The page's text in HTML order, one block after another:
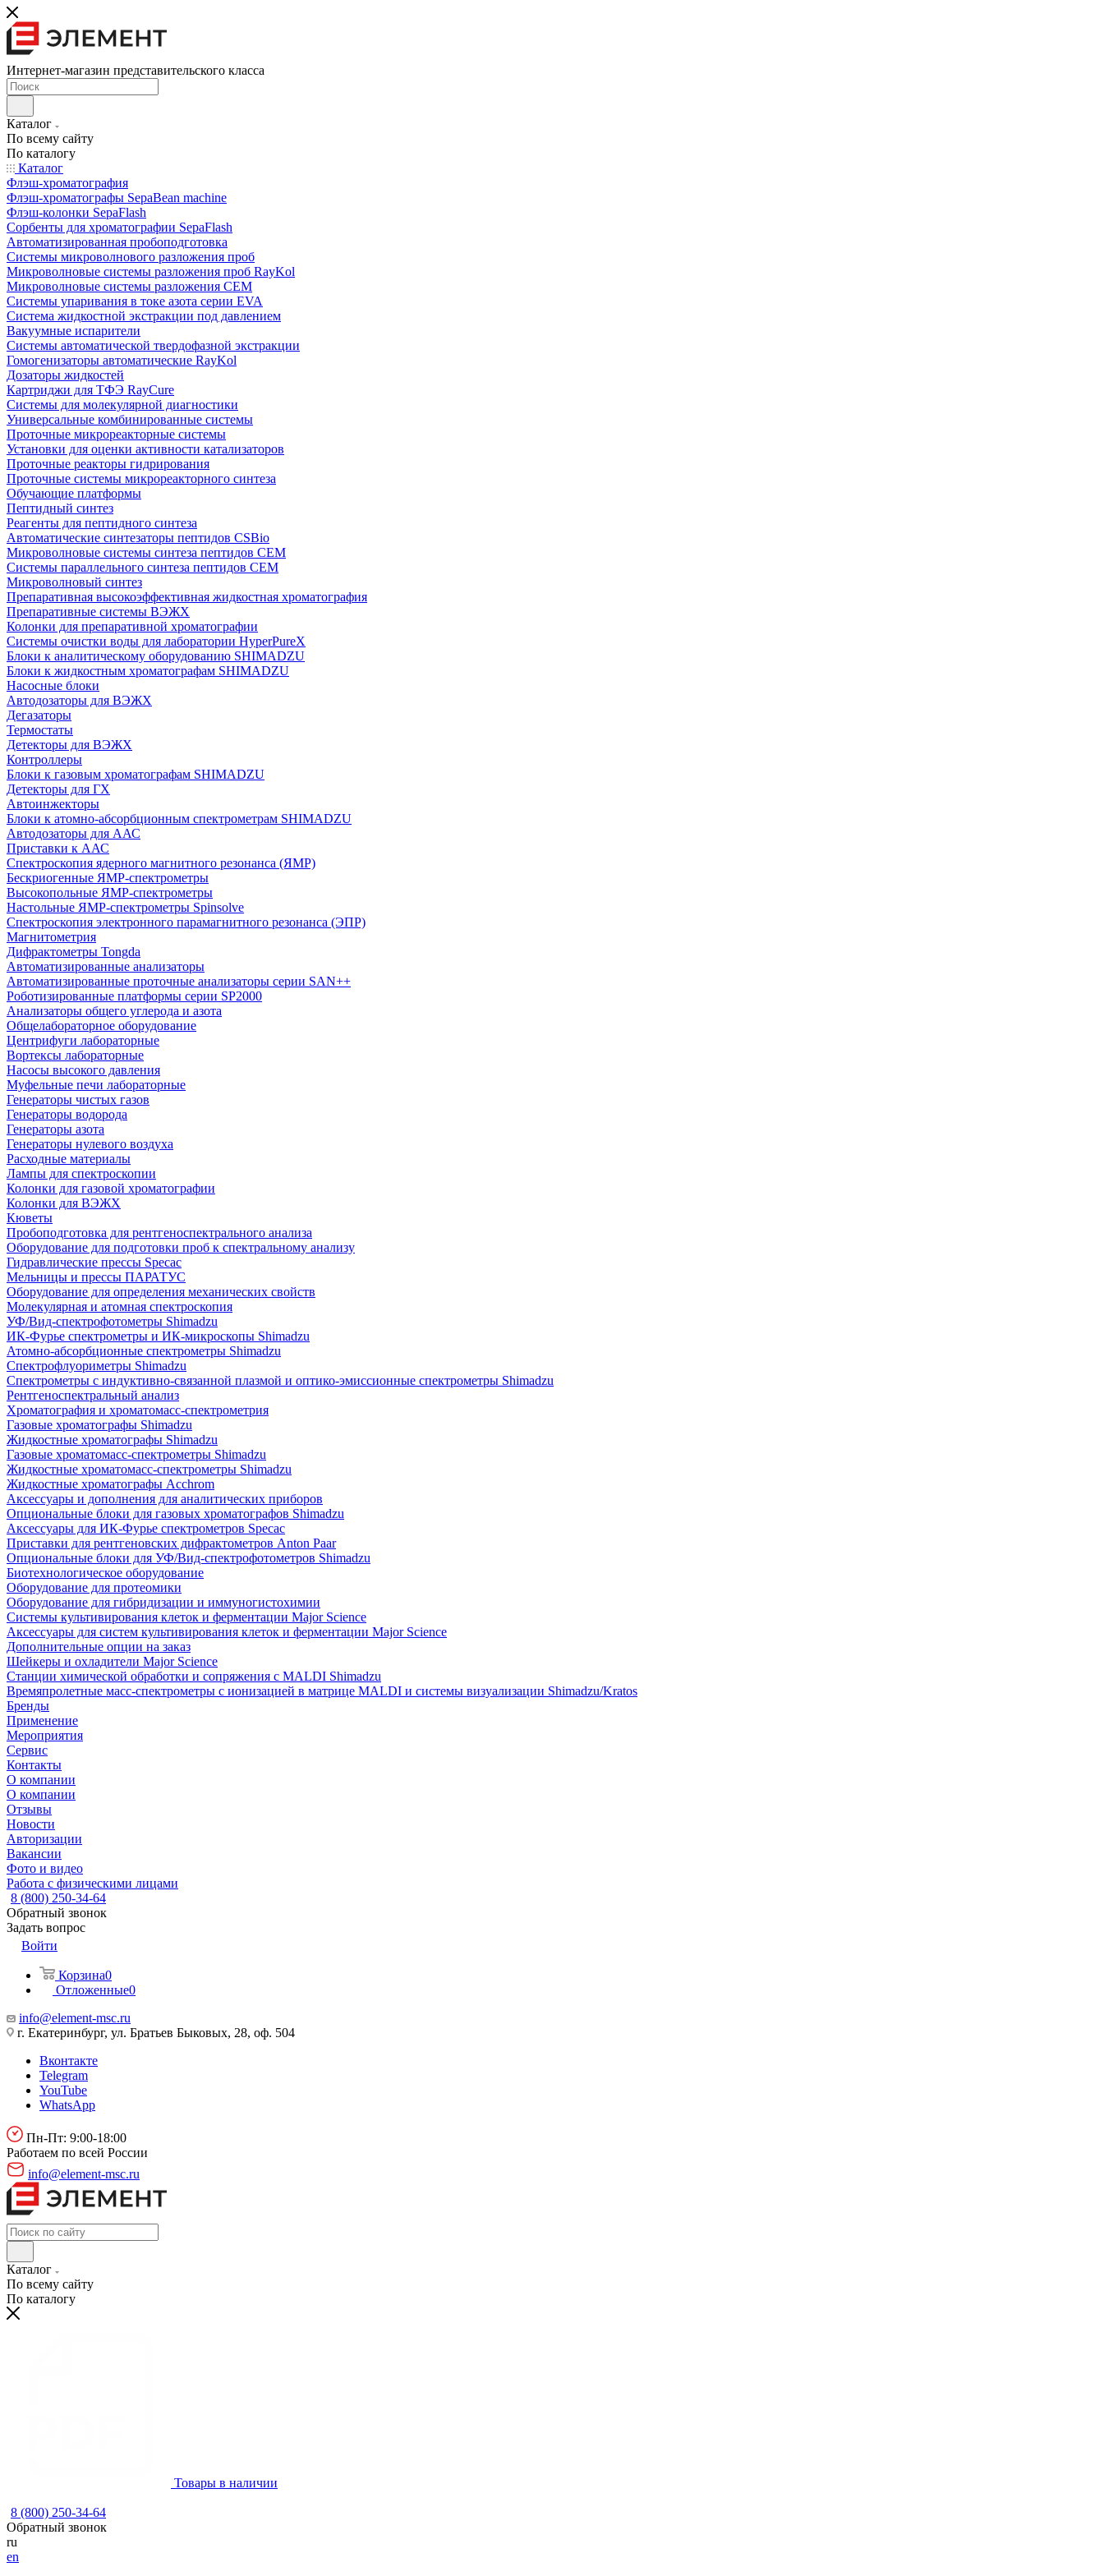
Интернет-магазин представительского класса
Каталог
По всему сайту
По каталогу
Каталог
Флэш-хроматография
Флэш-хроматографы SepaBean machine
Флэш-колонки SepaFlash
Сорбенты для хроматографии SepaFlash
Автоматизированная пробоподготовка
Системы микроволнового разложения проб
Микроволновые системы разложения проб RayKol
Микроволновые системы разложения CEM
Системы упаривания в токе азота серии EVA
Система жидкостной экстракции под давлением
Вакуумные испарители
Системы автоматической твердофазной экстракции
Гомогенизаторы автоматические RayKol
Дозаторы жидкостей
Картриджи для ТФЭ RayCure
Системы для молекулярной диагностики
Универсальные комбинированные системы
Проточные микрореакторные системы
Установки для оценки активности катализаторов
Проточные реакторы гидрирования
Проточные системы микрореакторного синтеза
Обучающие платформы
Пептидный синтез
Реагенты для пептидного синтеза
Автоматические синтезаторы пептидов CSBio
Микроволновые системы синтеза пептидов CEM
Системы параллельного синтеза пептидов CEM
Микроволновый синтез
Препаративная высокоэффективная жидкостная хроматография
Препаративные системы ВЭЖХ
Колонки для препаративной хроматографии
Системы очистки воды для лаборатории HyperPureX
Блоки к аналитическому оборудованию SHIMADZU
Блоки к жидкостным хроматографам SHIMADZU
Насосные блоки
Автодозаторы для ВЭЖХ
Дегазаторы
Термостаты
Детекторы для ВЭЖХ
Контроллеры
Блоки к газовым хроматографам SHIMADZU
Детекторы для ГХ
Автоинжекторы
Блоки к атомно-абсорбционным спектрометрам SHIMADZU
Автодозаторы для ААС
Приставки к ААС
Спектроскопия ядерного магнитного резонанса (ЯМР)
Бескриогенные ЯМР‑спектрометры
Высокопольные ЯМР‑спектрометры
Настольные ЯМР‑спектрометры Spinsolve
Спектроскопия электронного парамагнитного резонанса (ЭПР)
Магнитометрия
Дифрактометры Tongda
Автоматизированные анализаторы
Автоматизированные проточные анализаторы серии SAN++
Роботизированные платформы серии SP2000
Анализаторы общего углерода и азота
Общелабораторное оборудование
Центрифуги лабораторные
Вортексы лабораторные
Насосы высокого давления
Муфельные печи лабораторные
Генераторы чистых газов
Генераторы водорода
Генераторы азота
Генераторы нулевого воздуха
Расходные материалы
Лампы для спектроскопии
Колонки для газовой хроматографии
Колонки для ВЭЖХ
Кюветы
Пробоподготовка для рентгеноспектрального анализа
Оборудование для подготовки проб к спектральному анализу
Гидравлические прессы Specac
Мельницы и прессы ПАРАТУС
Оборудование для определения механических свойств
Молекулярная и атомная спектроскопия
УФ/Вид-спектрофотометры Shimadzu
ИК-Фурье спектрометры и ИК-микроскопы Shimadzu
Атомно-абсорбционные спектрометры Shimadzu
Спектрофлуориметры Shimadzu
Спектрометры с индуктивно-связанной плазмой и оптико-эмиссионные спектрометры Shimadzu
Рентгеноспектральный анализ
Хроматография и хроматомасс-спектрометрия
Газовые хроматографы Shimadzu
Жидкостные хроматографы Shimadzu
Газовые хроматомасс-спектрометры Shimadzu
Жидкостные хроматомасс-спектрометры Shimadzu
Жидкостные хроматографы Acchrom
Аксессуары и дополнения для аналитических приборов
Опциональные блоки для газовых хроматографов Shimadzu
Аксессуары для ИК-Фурье спектрометров Specac
Приставки для рентгеновских дифрактометров Anton Paar
Опциональные блоки для УФ/Вид-спектрофотометров Shimadzu
Биотехнологическое оборудование
Оборудование для протеомики
Оборудование для гибридизации и иммуногистохимии
Системы культивирования клеток и ферментации Major Science
Аксессуары для систем культивирования клеток и ферментации Major Science
Дополнительные опции на заказ
Шейкеры и охладители Major Science
Станции химической обработки и сопряжения с MALDI Shimadzu
Времяпролетные масс-спектрометры с ионизацией в матрице MALDI и системы визуализации Shimadzu/Kratos
Бренды
Применение
Мероприятия
Сервис
Контакты
О компании
О компании
Отзывы
Новости
Авторизации
Вакансии
Фото и видео
Работа с физическими лицами
8 (800) 250-34-64
Обратный звонок
Задать вопрос
Войти
Корзина0
Отложенные0
info@element-msc.ru
г. Екатеринбург, ул. Братьев Быковых, 28, оф. 504
Вконтакте
Telegram
YouTube
WhatsApp
Пн-Пт: 9:00-18:00
Работаем по всей России
info@element-msc.ru
Каталог
По всему сайту
По каталогу
Товары в наличии
8 (800) 250-34-64
Обратный звонок
ru
en